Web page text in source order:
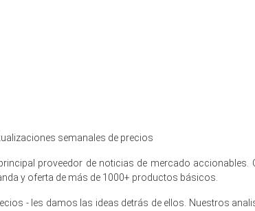
U
de la fábrica china cayó y la congestión en el
a medida que el aluminio de SHFE se recuperó,
firmes con la adquisición de construcción,
semanales de precios
proveedor de noticias de mercado
y oferta de más de 1000+ productos básicos.
- les damos las ideas detrás de ellos. Nuestros